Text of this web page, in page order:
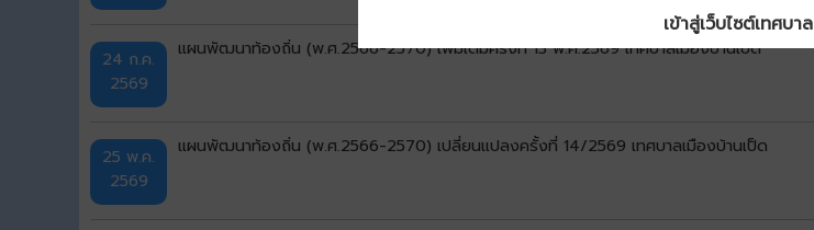
24 ก.ค.
2569
แผนพัฒนาท้องถิ่น (พ.ศ.2566-2570) เพิ่มเติมครั้งที่ 13 พ.ศ.2569 เทศบาลเมืองบ้านเป็ด
25 พ.ค.
2569
แผนพัฒนาท้องถิ่น (พ.ศ.2566-2570) เปลี่ยนแปลงครั้งที่ 14/2569 เทศบาลเมืองบ้านเป็ด
เข้าสู่เว็บไซต์เทศบาล